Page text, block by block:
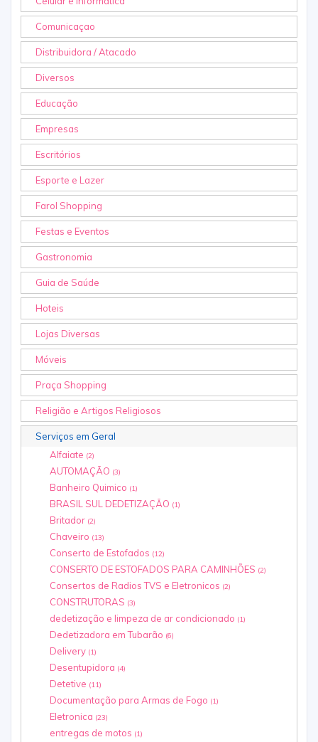
Comunicaçao
Distribuidora / Atacado
Diversos
Educação
Empresas
Escritórios
Esporte e Lazer
Farol Shopping
Festas e Eventos
Gastronomia
Guia de Saúde
Hoteis
Lojas Diversas
Móveis
Praça Shopping
Religião e Artigos Religiosos
Serviços em Geral
Alfaiate (2)
AUTOMAÇÃO (3)
Banheiro Quimico (1)
BRASIL SUL DEDETIZAÇÃO (1)
Britador (2)
Chaveiro (13)
Conserto de Estofados (12)
CONSERTO DE ESTOFADOS PARA CAMINHÕES (2)
Consertos de Radios TVS e Eletronicos (2)
CONSTRUTORAS (3)
dedetização e limpeza de ar condicionado (1)
Dedetizadora em Tubarão (6)
Delivery (1)
Desentupidora (4)
Detetive (11)
Documentação para Armas de Fogo (1)
Eletronica (23)
entregas de motos (1)